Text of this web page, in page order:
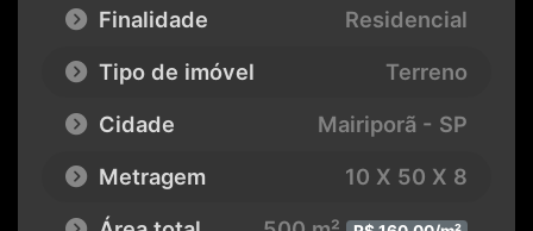
Finalidade
Residencial
Tipo de imóvel
Terreno
Cidade
Mairiporã - SP
Metragem
10 X 50 X 8